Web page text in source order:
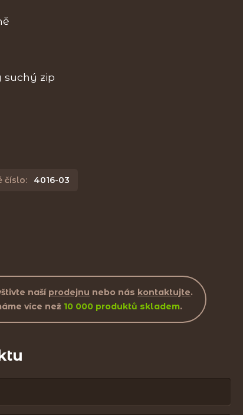
suchý zip
číslo: 4016-03
naší prodejnu nebo nás kontaktujte.
více než 10 000 produktů skladem.